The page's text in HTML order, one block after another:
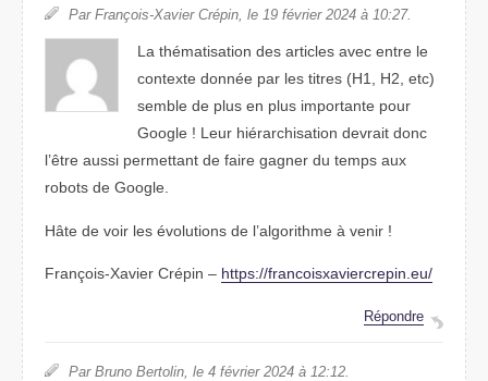
Par François-Xavier Crépin, le 19 février 2024 à 10:27.
La thématisation des articles avec entre le
contexte donnée par les titres (H1, H2, etc)
semble de plus en plus importante pour
Google ! Leur hiérarchisation devrait donc
l’être aussi permettant de faire gagner du temps aux
robots de Google.
Hâte de voir les évolutions de l’algorithme à venir !
François-Xavier Crépin – https://francoisxaviercrepin.eu/
Répondre
Par Bruno Bertolin, le 4 février 2024 à 12:12.